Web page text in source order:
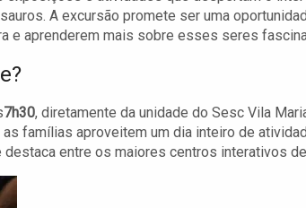
A excursão promete ser uma
e aprenderem mais sobre esses seres
7h30, diretamente da unidade do Sesc Vila
as famílias aproveitem um dia inteiro de
entre os maiores centros interativos